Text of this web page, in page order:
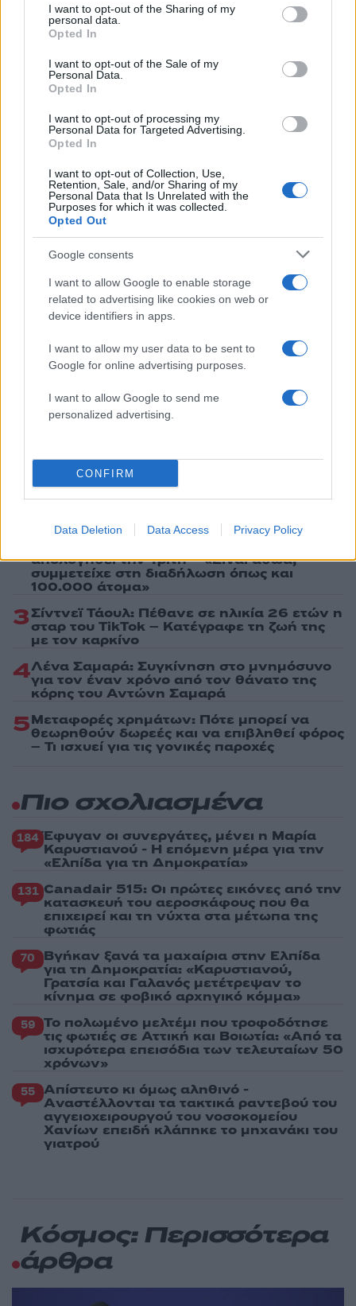
not limited to your visit or usage behaviour. You may click to
grant or deny consent to Google and its third-party tags to
use your data for below specified purposes in below Google
consent section.
I want to opt-out of the Sharing of my
personal data.
Opted In
I want to opt-out of the Sale of my
Personal Data.
Opted In
I want to opt-out of processing my
Personal Data for Targeted Advertising.
Opted In
I want to opt-out of Collection, Use,
Retention, Sale, and/or Sharing of my
Personal Data that Is Unrelated with the
Purposes for which it was collected.
Opted Out
Google consents
I want to allow Google to enable storage
related to advertising like cookies on web or
device identifiers in apps.
I want to allow my user data to be sent to
Google for online advertising purposes.
I want to allow Google to send me
personalized advertising.
CONFIRM
Data Deletion Data Access Privacy Policy
50 /50
2000 /2000
Όροι Χρήσης. Το site προστατεύεται από reCAPTCHA, ισχύουν
Πολιτική Απορρήτου&Όροι Χρήσηςτης Google.
AI
ΚΥΒΕΡΝΟΕΠΙΘΕΣΕΙΣ
Ακολουθήστε το Νewsit.gr στο
τελευταία νέα
της ημέρας
Σέρρες: Βίντεο ντοκουμέντο από το
τροχαίο με νεκρούς μητέρα και γιο – Ο
απολογηθεί την Τρίτη – «Είναι αθώα,
συμμετείχε στη διαδήλωση όπως και
100.000 άτομα»
3Σίντνεϊ Τάουλ: Πέθανε σε ηλικία 26 ετών η
σταρ του TikTok – Kατέγραφε τη ζωή της
με τον καρκίνο
4Λένα Σαμαρά: Συγκίνηση στο μνημόσυνο
για τον έναν χρόνο από τον θάνατο της
κόρης του Αντώνη Σαμαρά
5Μεταφορές χρημάτων: Πότε μπορεί να
θεωρηθούν δωρεές και να επιβληθεί φόρος
– Τι ισχυεί για τις γονικές παροχές
Πιο σχολιασμένα
184 Έφυγαν οι συνεργάτες, μένει η Μαρία
Καρυστιανού - Η επόμενη μέρα για την
«Ελπίδα για τη Δημοκρατία»
131 Canadair 515: Οι πρώτες εικόνες από την
κατασκευή του αεροσκάφους που θα
επιχειρεί και τη νύχτα στα μέτωπα της
φωτιάς
70 Βγήκαν ξανά τα μαχαίρια στην Ελπίδα
για τη Δημοκρατία: «Καρυστιανού,
Γρατσία και Γαλανός μετέτρεψαν το
κίνημα σε φοβικό αρχηγικό κόμμα»
59 Το πολωμένο μελτέμι που τροφοδότησε
τις φωτιές σε Αττική και Βοιωτία: «Από τα
ισχυρότερα επεισόδια των τελευταίων 50
χρόνων»
55 Απίστευτο κι όμως αληθινό -
Aναστέλλονται τα τακτικά ραντεβού του
αγγειοχειρουργού του νοσοκομείου
Χανίων επειδή κλάπηκε το μηχανάκι του
γιατρού
Κόσμος: Περισσότερα
άρθρα